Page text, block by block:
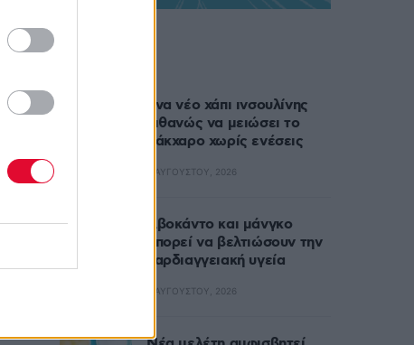
Ένα νέο χάπι ινσουλίνης
πιθανώς να μειώσει το
σάκχαρο χωρίς ενέσεις
5 ΑΥΓΟΎΣΤΟΥ, 2026
Αβοκάντο και μάνγκο
μπορεί να βελτιώσουν την
καρδιαγγειακή υγεία
4 ΑΥΓΟΎΣΤΟΥ, 2026